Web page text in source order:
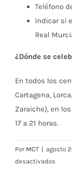
Teléfono
Indicar si
Real
¿Dónde se
En todos los
Cartagena,
Zaraiche), en
17 a 21 horas.
Por MCT | agosto
desactivados